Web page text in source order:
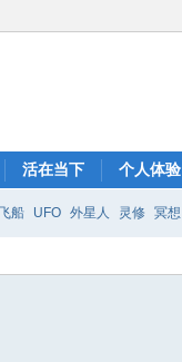
活在当下 个人体验
船 UFO 外星人 灵修 冥想